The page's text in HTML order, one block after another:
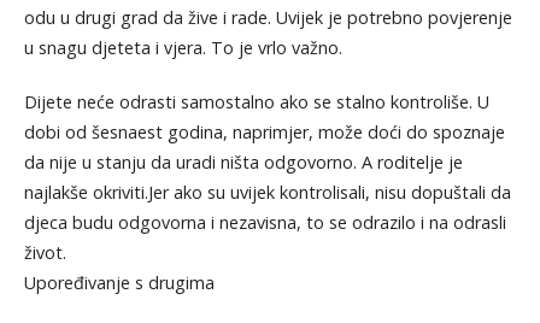
odu u drugi grad da žive i rade. Uvijek je potrebno povjerenje
u snagu djeteta i vjera. To je vrlo važno.
Dijete neće odrasti samostalno ako se stalno kontroliše. U
dobi od šesnaest godina, naprimjer, može doći do spoznaje
da nije u stanju da uradi ništa odgovorno. A roditelje je
najlakše okriviti.Jer ako su uvijek kontrolisali, nisu dopuštali da
djeca budu odgovorna i nezavisna, to se odrazilo i na odrasli
život.
Upoređivanje s drugima